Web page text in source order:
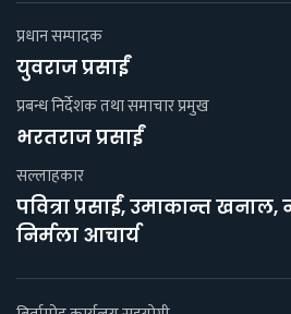
प्रधान सम्पादक
युवराज प्रसाईं
प्रबन्ध निर्देशक तथा समाचार प्रमुख
भरतराज प्रसाईं
सल्लाहकार
पवित्रा प्रसाईं, उमाकान्त
निर्मला आचार्य